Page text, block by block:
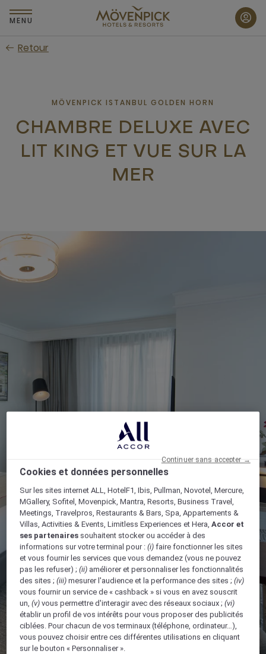
Passer
au
principal
MENU
Retour
MÖVENPICK ISTANBUL GOLDEN HORN
CHAMBRE DELUXE AVEC
LIT KING ET VUE SUR LA
MER
Cookies et données personnelles
Sur les sites internet ALL, HotelF1, Ibis, Pullman, Novotel, Mercure,
MGallery, Sofitel, Movenpick, Mantra, Resorts, Business Travel,
Meetings, Travelpros, Restaurants & Bars, Spa, Appartements &
Villas, Activities & Events, Limitless Experiences et Hera,Accor et
ses partenaires souhaitent stocker ou accéder à des
informations sur votre terminal pour :(i) faire fonctionner les sites
et vous fournir les services que vous demandez (vous ne pouvez
pas les refuser) ;(ii) améliorer et personnaliser les fonctionnalités
des sites ;(iii) mesurer l'audience et la performance des sites ;(iv)
vous fournir un service de « cashback » si vous en avez souscrit
un,(v) vous permettre d'interagir avec des réseaux sociaux ;(vi)
établir un profil de vos intérêts pour vous proposer des publicités
ciblées. Pour chacun de vos terminaux (téléphone, ordinateur…),
vous pouvez choisir entre ces différentes utilisations en cliquant
sur le bouton « Personnaliser ».
Continuer sans accepter →